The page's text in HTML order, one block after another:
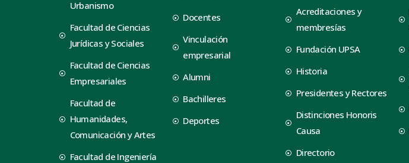
Urbanismo
Facultad de Ciencias
Jurídicas y Sociales
Facultad de Ciencias
Empresariales
Facultad de
Humanidades,
Comunicación y Artes
Facultad de Ingeniería
Docentes
Vinculación
empresarial
Alumni
Bachilleres
Deportes
Acreditaciones y
membresías
Fundación UPSA
Historia
Presidentes y Rectores
Distinciones Honoris
Causa
Directorio